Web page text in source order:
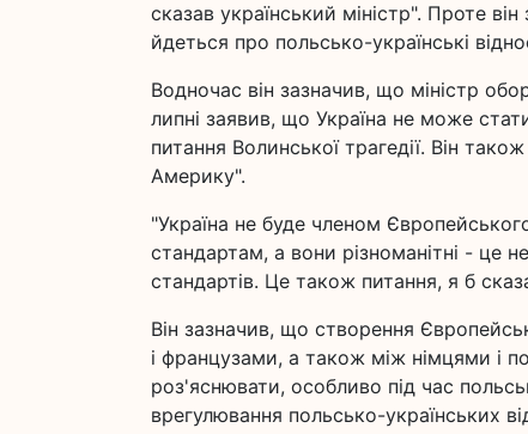
сказав український міністр". Проте
йдеться про польсько-українські
Водночас він зазначив, що міністр
липні заявив, що Україна не може
питання Волинської трагедії. Він
Америку".
"Україна не буде членом
стандартам, а вони різноманітні - це
стандартів. Це також питання, я б
Він зазначив, що створення
і французами, а також між німцями і
роз'яснювати, особливо під час
врегулювання польсько-українських